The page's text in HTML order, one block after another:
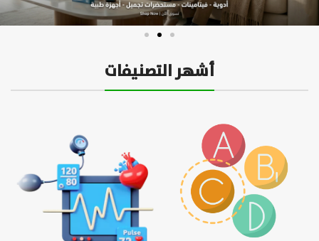
أشهر التصنيفات